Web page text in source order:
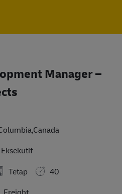
Manager –
Eksekutif
Tetap
40